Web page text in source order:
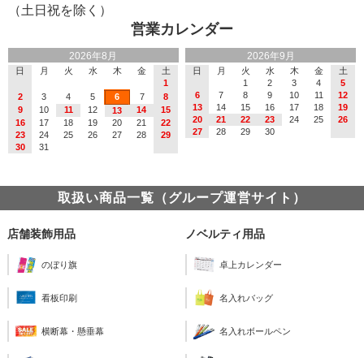
営業カレンダー
2026年8月
日 月 火 水 木 金
土
1
2
3 4 5 6 7
8
9
10 11 12 13 14
15
16
17 18 19 20 21
22
23
24 25 26 27 28
29
30
31
2026年9月
日 月 火 水 木 金
土
1
2 3 4
5
6
7 8 9 10 11
12
13
14 15 16 17 18
19
20
21 22 23 24 25
26
27
28 29 30
（土日祝を除く）
取扱い商品一覧（グループ運営サイト）
店舗装飾用品
のぼり旗
看板印刷
横断幕・懸垂幕
ノベルティ用品
卓上カレンダー
名入れバッグ
名入れボールペン